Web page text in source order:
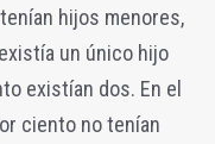
hijos menores,
un único hijo
existían dos. En el
ciento no tenían